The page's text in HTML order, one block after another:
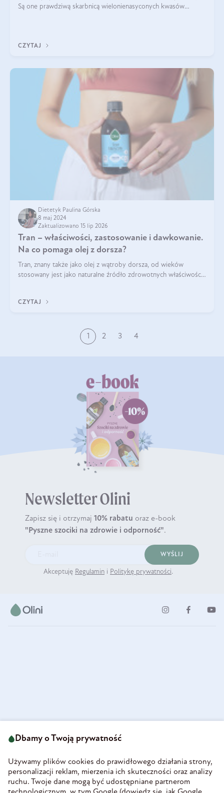
Są one prawdziwą skarbnicą wielonienasyconych kwasów
CZYTAJ
Dietetyk Paulina Górska
8 maj 2024
Zaktualizowano 15 lip 2026
Tran – właściwości, zastosowanie i dawkowanie.
Na co pomaga olej z dorsza?
Tran, znany także jako olej z wątroby dorsza, od wieków
stosowany jest jako naturalne źródło zdrowotnych właściwości.
CZYTAJ
1 2 3 4
Newsletter Olini
Zapisz się i otrzymaj 10% rabatu oraz e-book
"Pyszne szociki na zdrowie i odporność".
WYŚLIJ
Akceptuję Regulamin i Politykę prywatności.
58-160 Świebodzice
REGON 890213034
INFORMACJE
Dbamy o Twoją prywatność
Używamy plików cookies do prawidłowego działania strony,
personalizacji reklam, mierzenia ich skuteczności oraz analizy
ruchu. Twoje dane mogą być udostępniane partnerom